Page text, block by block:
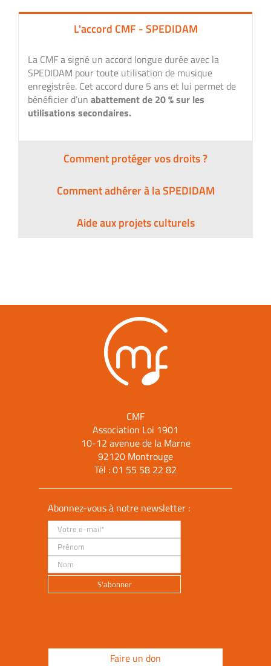
L'accord CMF - SPEDIDAM
La CMF a signé un accord longue durée avec la
SPEDIDAM pour toute utilisation de musique
enregistrée. Cet accord dure 5 ans et lui permet de
bénéficier d’un abattement de 20 % sur les
utilisations secondaires.
Comment protéger vos droits ?
Comment adhérer à la SPEDIDAM
Aide aux projets culturels
CMF
Association Loi 1901
10-12 avenue de la Marne
92120 Montrouge
Tél :01 55 58 22 82
Abonnez-vous à notre newsletter :
Faire un don